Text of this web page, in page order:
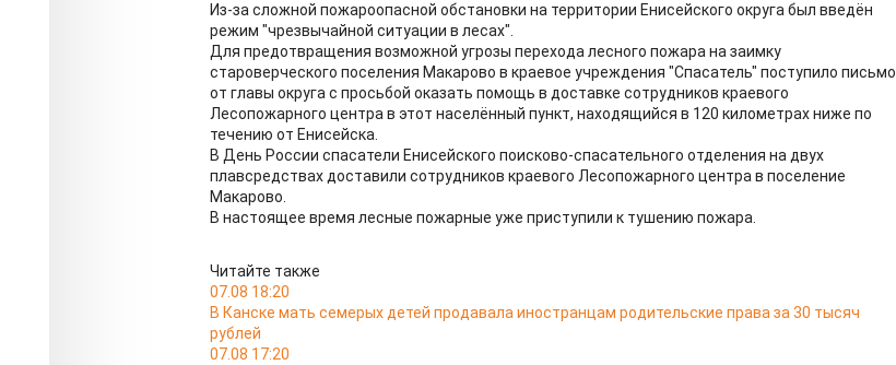
Из-за сложной пожароопасной обстановки на территории Енисейского округа был введён
режим "чрезвычайной ситуации в лесах".
Для предотвращения возможной угрозы перехода лесного пожара на заимку
староверческого поселения Макарово в краевое учреждения "Спасатель" поступило письмо
от главы округа с просьбой оказать помощь в доставке сотрудников краевого
Лесопожарного центра в этот населённый пункт, находящийся в 120 километрах ниже по
течению от Енисейска.
В День России спасатели Енисейского поисково-спасательного отделения на двух
плавсредствах доставили сотрудников краевого Лесопожарного центра в поселение
Макарово.
В настоящее время лесные пожарные уже приступили к тушению пожара.
Читайте также
07.08 18:20
В Канске мать семерых детей продавала иностранцам родительские права за 30 тысяч
рублей
07.08 17:20